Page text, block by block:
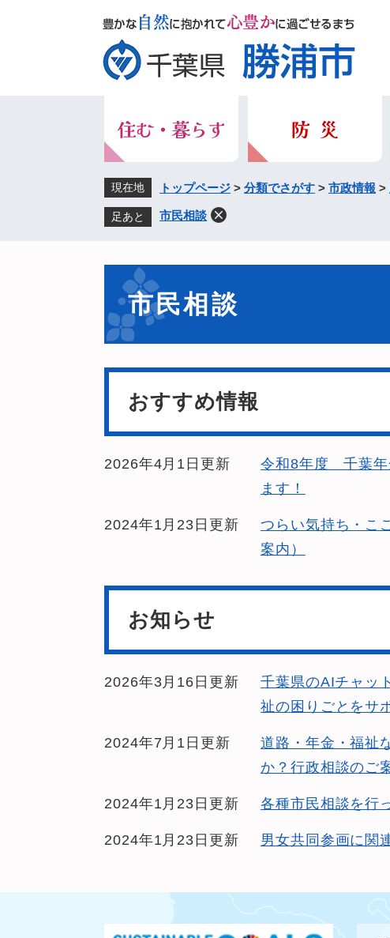
現在地 トップページ > 分類でさがす > 市政情報 >
足あと 市民相談
市民相談
おすすめ情報
2026年4月1日更新
令和8年度 千葉年
ます！
2024年1月23日更新
つらい気持ち・こ
案内）
お知らせ
2026年3月16日更新
千葉県のAIチャッ
祉の困りごとをサ
2024年7月1日更新
道路・年金・福祉
か？行政相談のご
2024年1月23日更新 各種市民相談を行
2024年1月23日更新 男女共同参画に関